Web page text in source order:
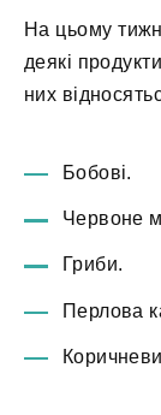
На цьому
деякі
них
Бобові.
Червоне
Гриби.
Перлова